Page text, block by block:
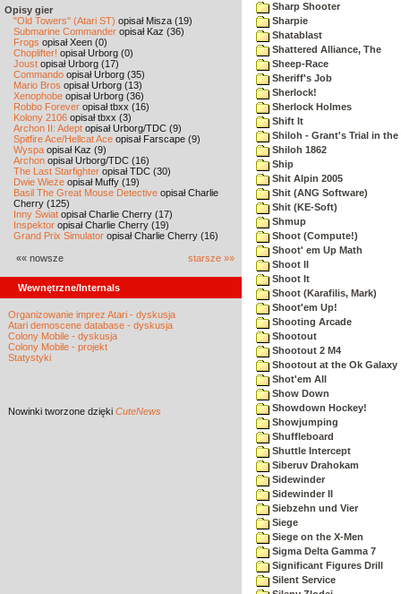
Opisy gier
"Old Towers" (Atari ST) opisał Misza (19)
Submarine Commander opisał Kaz (36)
Frogs opisał Xeen (0)
Choplifter! opisał Urborg (0)
Joust opisał Urborg (17)
Commando opisał Urborg (35)
Mario Bros opisał Urborg (13)
Xenophobe opisał Urborg (36)
Robbo Forever opisał tbxx (16)
Kolony 2106 opisał tbxx (3)
Archon II: Adept opisał Urborg/TDC (9)
Spitfire Ace/Hellcat Ace opisał Farscape (9)
Wyspa opisał Kaz (9)
Archon opisał Urborg/TDC (16)
The Last Starfighter opisał TDC (30)
Dwie Wieże opisał Muffy (19)
Basil The Great Mouse Detective opisał Charlie
Cherry (125)
Inny Świat opisał Charlie Cherry (17)
Inspektor opisał Charlie Cherry (19)
Grand Prix Simulator opisał Charlie Cherry (16)
«« nowsze starsze »»
Wewnętrzne/Internals
Organizowanie imprez Atari - dyskusja
Atari demoscene database - dyskusja
Colony Mobile - dyskusja
Colony Mobile - projekt
Statystyki
Nowinki tworzone dzięki CuteNews
Sharp Shooter
Sharpie
Shatablast
Shattered Alliance, The
Sheep-Race
Sheriff's Job
Sherlock!
Sherlock Holmes
Shift It
Shiloh - Grant's Trial in the
Shiloh 1862
Ship
Shit Alpin 2005
Shit (ANG Software)
Shit (KE-Soft)
Shmup
Shoot (Compute!)
Shoot' em Up Math
Shoot II
Shoot It
Shoot (Karafilis, Mark)
Shoot'em Up!
Shooting Arcade
Shootout
Shootout 2 M4
Shootout at the Ok Galaxy
Shot'em All
Show Down
Showdown Hockey!
Showjumping
Shuffleboard
Shuttle Intercept
Siberuv Drahokam
Sidewinder
Sidewinder II
Siebzehn und Vier
Siege
Siege on the X-Men
Sigma Delta Gamma 7
Significant Figures Drill
Silent Service